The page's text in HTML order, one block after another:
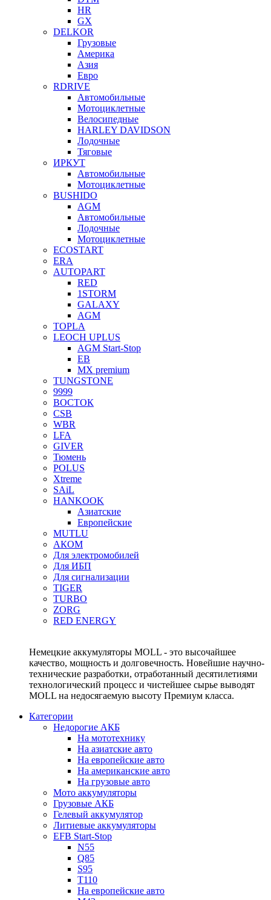
HR
GX
DELKOR
Грузовые
Америка
Азия
Евро
RDRIVE
Автомобильные
Мотоциклетные
Велосипедные
HARLEY DAVIDSON
Лодочные
Тяговые
ИРКУТ
Автомобильные
Мотоциклетные
BUSHIDO
AGM
Автомобильные
Лодочные
Мотоциклетные
ECOSTART
ERA
AUTOPART
RED
1STORM
GALAXY
AGM
TOPLA
LEOCH UPLUS
AGM Start-Stop
EB
MX premium
TUNGSTONE
9999
ВОСТОК
CSB
WBR
LFA
GIVER
Тюмень
POLUS
Xtreme
SAiL
HANKOOK
Азиатские
Европейские
MUTLU
АКОМ
Для электромобилей
Для ИБП
Для сигнализации
TIGER
TURBO
ZORG
RED ENERGY
Немецкие аккумуляторы MOLL - это высочайшее
качество, мощность и долговечность. Новейшие научно-
технические разработки, отработанный десятилетиями
технологический процесс и чистейшее сырье выводят
MOLL на недосягаемую высоту Премиум класса.
Категории
Недорогие АКБ
На мототехнику
На азиатские авто
На европейские авто
На американские авто
На грузовые авто
Мото аккумуляторы
Грузовые АКБ
Гелевый аккумулятор
Литиевые аккумуляторы
EFB Start-Stop
N55
Q85
S95
T110
На европейские авто